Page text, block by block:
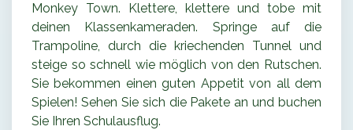
Monkey Town. Klettere, klettere und tobe mit
deinen Klassenkameraden. Springe auf die
Trampoline, durch die kriechenden Tunnel und
steige so schnell wie möglich von den Rutschen.
Sie bekommen einen guten Appetit von all dem
Spielen! Sehen Sie sich die Pakete an und buchen
Sie Ihren Schulausflug.